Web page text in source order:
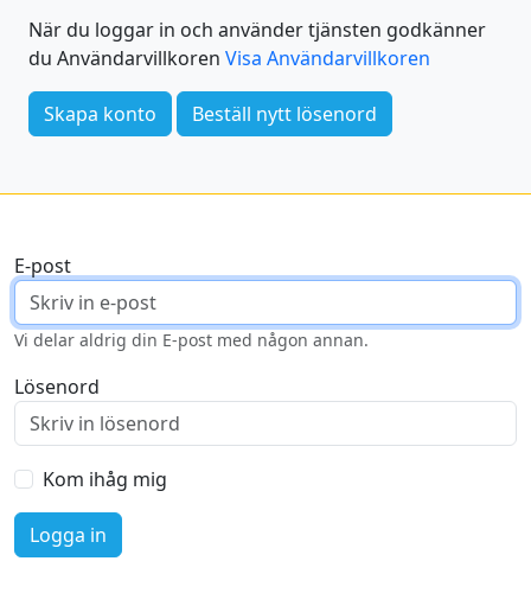
När du loggar in och använder tjänsten godkänner
du Användarvillkoren Visa Användarvillkoren
Skapa konto Beställ nytt lösenord
E-post
Vi delar aldrig din E-post med någon annan.
Lösenord
Kom ihåg mig